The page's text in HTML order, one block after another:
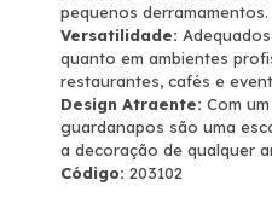
pequenos derramamentos.
Versatilidade:
quanto em ambientes
restaurantes, cafés e
Design Atraente: Com
guardanapos são uma
a decoração de qualquer
Código: 203102